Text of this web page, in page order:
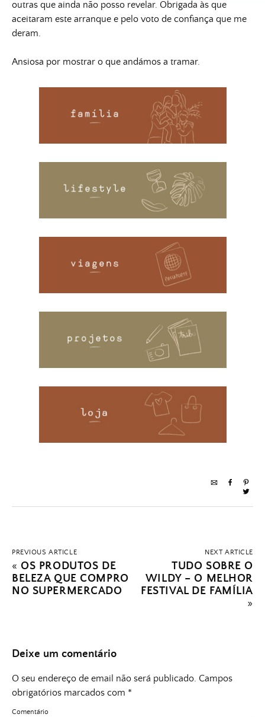
outras que ainda não posso revelar. Obrigada às que
aceitaram este arranque e pelo voto de confiança que me
deram.
Ansiosa por mostrar o que andámos a tramar.
PREVIOUS ARTICLE
« OS PRODUTOS DE
BELEZA QUE COMPRO
NO SUPERMERCADO
NEXT ARTICLE
TUDO SOBRE O
WILDY – O MELHOR
FESTIVAL DE FAMÍLIA
»
Deixe um comentário
O seu endereço de email não será publicado. Campos
obrigatórios marcados com *
Comentário